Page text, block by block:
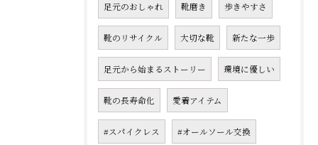
足元のおしゃれ 靴磨き 歩きやすさ
靴のリサイクル 大切な靴 新たな一歩
足元から始まるストーリー 環境に優しい
靴の長寿命化 愛着アイテム
#スパイクレス #オールソール交換